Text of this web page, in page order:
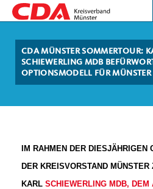
CDA MÜNSTER SOMMERTOUR:
SCHIEWERLING MDB
OPTIONSMODELL FÜR MÜNSTER
IM RAHMEN DER DIESJÄHRIGEN
DER KREISVORSTAND
KARL SCHIEWERLING MDB, DEM